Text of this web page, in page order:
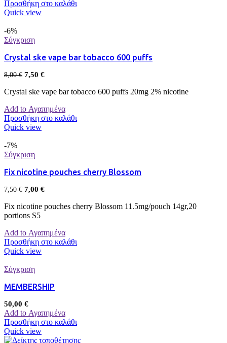
Προσθήκη στο καλάθι
Quick view
-6%
Σύγκριση
Crystal ske vape bar tobacco 600 puffs
8,00€ 7,50 €
Crystal ske vape bar tobacco 600 puffs 20mg 2% nicotine
Add to Αγαπημένα
Προσθήκη στο καλάθι
Quick view
-7%
Σύγκριση
Fix nicotine pouches cherry Blossom
7,50€ 7,00 €
Fix nicotine pouches cherry Blossom 11.5mg/pouch 14gr,20
portions S5
Add to Αγαπημένα
Προσθήκη στο καλάθι
Quick view
Σύγκριση
MEMBERSHIP
50,00 €
Add to Αγαπημένα
Προσθήκη στο καλάθι
Quick view